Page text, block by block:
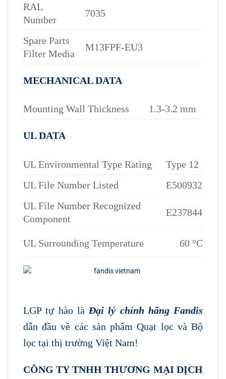
RAL
Number
7035
Spare Parts
Filter Media
M13FPF-EU3
MECHANICAL DATA
Mounting Wall Thickness 1.3-3.2 mm
UL DATA
UL Environmental Type Rating
Type 12
UL File Number Listed
E500932
UL File Number Recognized
Component
E237844
UL Surrounding Temperature 60 °C
LGP tự hào là Đại lý chính hãng Fandis
dẫn đầu về các sản phẩm Quạt lọc và Bộ
lọc tại thị trường Việt Nam!
CÔNG TY TNHH THƯƠNG MẠI DỊCH